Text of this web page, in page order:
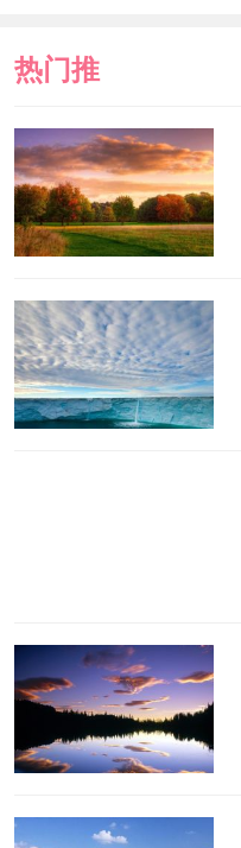
热门推
荐